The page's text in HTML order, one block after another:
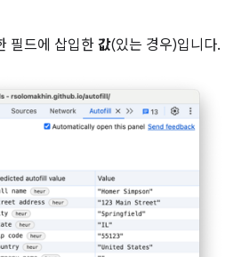
필드에 삽입한 값(있는 경우)입니다.